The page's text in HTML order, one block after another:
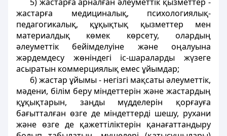
жастарға медициналық, психологиялық-
педагогикалық, құқықтық қызметтер мен
материалдық көмек көрсету, олардың
әлеуметтiк бейiмделуiне және оңалуына
жәрдемдесу жөніндегі ic-шараларды жүзеге
асыратын коммерциялық емес ұйымдар;
6)жастар ұйымы- негiзгi мақсаты әлеуметтiк,
мәдени, бiлім беру мiндеттерiн және жастардың
құқықтарын, заңды мүдделерiн қорғауға
бағытталған өзге де мiндеттердi шешу, рухани
және өзге де қажеттiлiктерiн қанағаттандыру